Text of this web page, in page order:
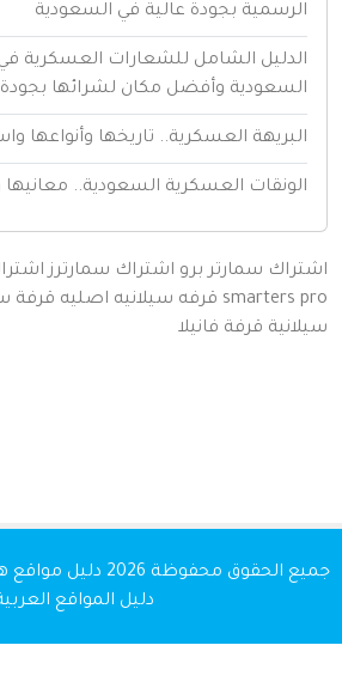
بجودة عالية في السعودية
الشامل للشعارات العسكرية في
وأفضل مكان لشرائها بجودة عالية
العسكرية.. تاريخها وأنواعها
العسكرية السعودية.. معانيها
سمارتر برو اشتراك سمارترز اشتراك
smarters قرفه سيلانيه اصليه قرفة
قرفة فانيلا
الحقوق محفوظة 2026
دليل مواقع
دليل المواقع العربية